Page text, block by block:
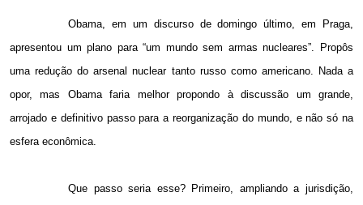
Obama, em um discurso de domingo último, em Praga,
apresentou um plano para “um mundo sem armas nucleares”. Propôs
uma redução do arsenal nuclear tanto russo como americano. Nada a
opor, mas Obama faria melhor propondo à discussão um grande,
arrojado e definitivo passo para a reorganização do mundo, e não só na
esfera econômica.
Que passo seria esse? Primeiro, ampliando a jurisdição,